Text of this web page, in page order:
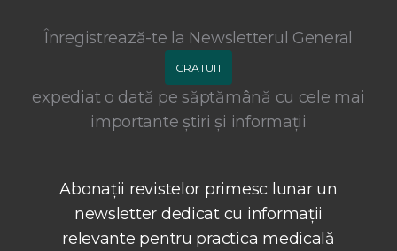
Înregistrează-te la Newsletterul General
GRATUIT
expediat o dată pe săptămână cu cele mai
importante știri și informații
Abonații revistelor primesc lunar un
newsletter dedicat cu informații
relevante pentru practica medicală